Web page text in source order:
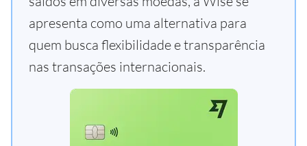
apresenta como uma alternativa para
quem busca flexibilidade e transparência
nas transações internacionais.